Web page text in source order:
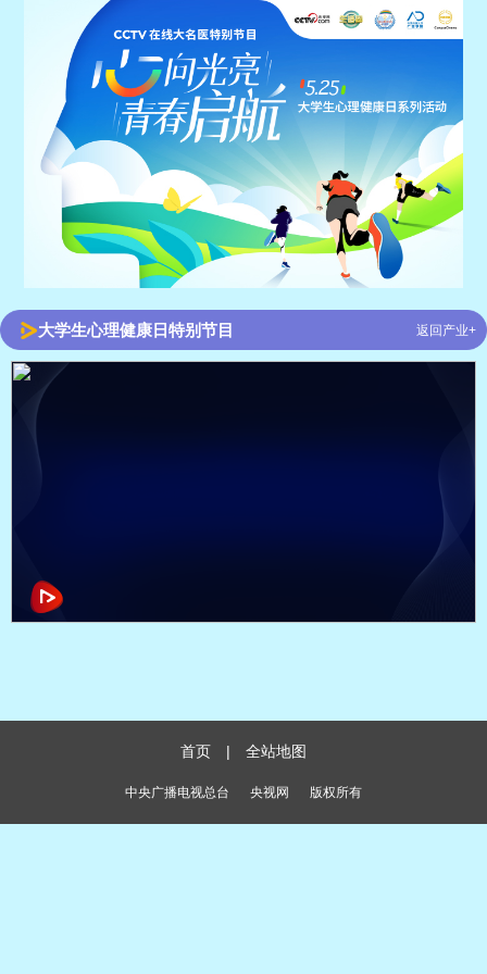
大学生心理健康日特别节目 返回产业+
首页 | 全站地图
中央广播电视总台 央视网 版权所有